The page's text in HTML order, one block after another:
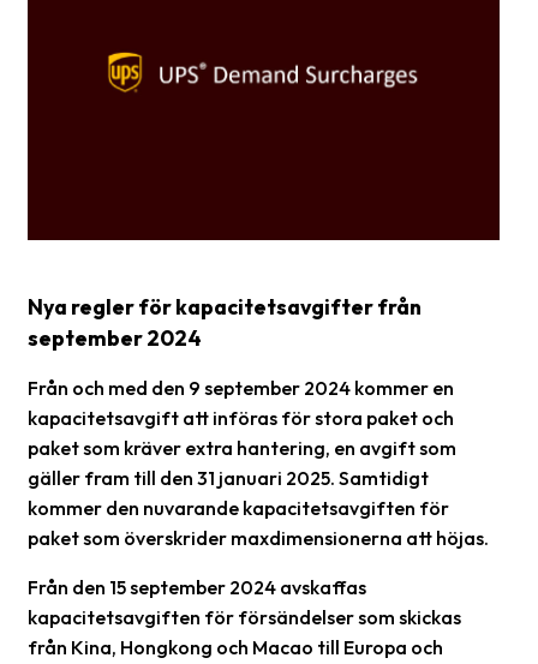
Ordlista
Leveransvillkor
Manualer
Nedladdningar
Streckkodsläsare
Om
företaget
Nya regler för kapacitetsavgifter från
september 2024
Från och med den 9 september 2024 kommer en
kapacitetsavgift att införas för stora paket och
paket som kräver extra hantering, en avgift som
gäller fram till den 31 januari 2025. Samtidigt
kommer den nuvarande kapacitetsavgiften för
paket som överskrider maxdimensionerna att höjas.
Från den 15 september 2024 avskaffas
kapacitetsavgiften för försändelser som skickas
från Kina, Hongkong och Macao till Europa och